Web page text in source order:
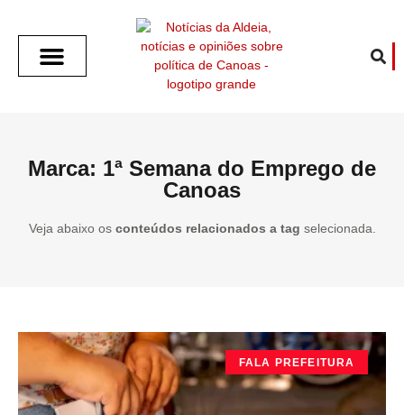
Marca: 1ª Semana do Emprego de
Canoas
Veja abaixo os conteúdos relacionados a tag selecionada.
FALA PREFEITURA